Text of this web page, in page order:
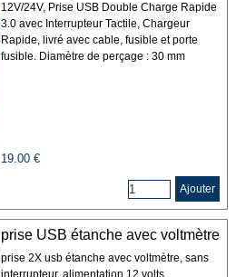
12V/24V, Prise USB Double Charge Rapide
3.0 avec Interrupteur Tactile, Chargeur
Rapide, livré avec cable, fusible et porte
fusible. Diamètre de perçage : 30 mm
19.00 €
Ajouter
prise USB étanche avec voltmètre
prise 2X usb étanche avec voltmètre, sans
interrupteur, alimentation 12 volts